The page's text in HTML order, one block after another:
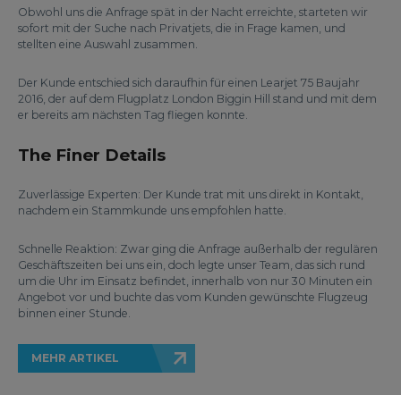
Obwohl uns die Anfrage spät in der Nacht erreichte, starteten wir
sofort mit der Suche nach Privatjets, die in Frage kamen, und
stellten eine Auswahl zusammen.
Der Kunde entschied sich daraufhin für einen Learjet 75 Baujahr
2016, der auf dem Flugplatz London Biggin Hill stand und mit dem
er bereits am nächsten Tag fliegen konnte.
The Finer Details
Zuverlässige Experten: Der Kunde trat mit uns direkt in Kontakt,
nachdem ein Stammkunde uns empfohlen hatte.
Schnelle Reaktion: Zwar ging die Anfrage außerhalb der regulären
Geschäftszeiten bei uns ein, doch legte unser Team, das sich rund
um die Uhr im Einsatz befindet, innerhalb von nur 30 Minuten ein
Angebot vor und buchte das vom Kunden gewünschte Flugzeug
binnen einer Stunde.
MEHR ARTIKEL